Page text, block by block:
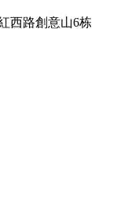
西路創意山6栋